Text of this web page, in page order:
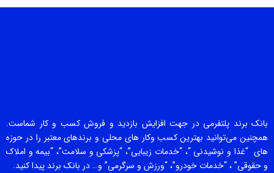
بانک برند پلتفرمی در جهت افزایش بازدید و فروش کسب و کار شماست.
همچنین می‌توانید بهترین کسب وکار های محلی و برندهای معتبر را در حوزه
های “غذا و نوشیدنی “، “خدمات زیبایی”، “پزشکی و سلامت”، “بیمه و املاک
و حقوقی” ، “خدمات خودرو”، “ورزش و سرگرمی” و… در بانک برند پیدا کنید.